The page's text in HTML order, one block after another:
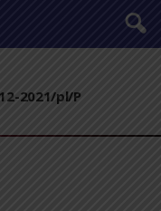
12-2021/pl/P